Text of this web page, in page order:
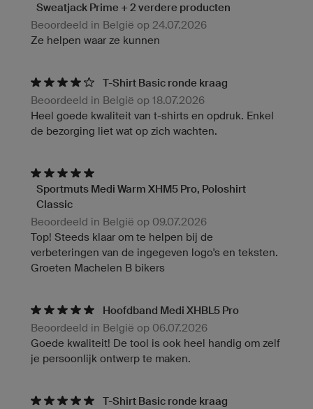
Sweatjack Prime + 2 verdere producten
Beoordeeld in België op 24.07.2026
Ze helpen waar ze kunnen
T-Shirt Basic ronde kraag
Beoordeeld in België op 18.07.2026
Heel goede kwaliteit van t-shirts en opdruk. Enkel
de bezorging liet wat op zich wachten.
Sportmuts Medi Warm XHM5 Pro, Poloshirt
Classic
Beoordeeld in België op 09.07.2026
Top! Steeds klaar om te helpen bij de
verbeteringen van de ingegeven logo's en teksten.
Groeten Machelen B bikers
Hoofdband Medi XHBL5 Pro
Beoordeeld in België op 06.07.2026
Goede kwaliteit! De tool is ook heel handig om zelf
je persoonlijk ontwerp te maken.
T-Shirt Basic ronde kraag